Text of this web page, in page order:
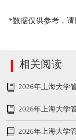
*数据仅供参考，请
相关阅读
2026年上海大学
书
2026年上海大学
199/102/51
2026年上海大学